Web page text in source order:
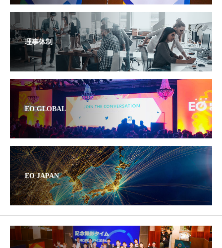
理事体制
EO GLOBAL
EO JAPAN